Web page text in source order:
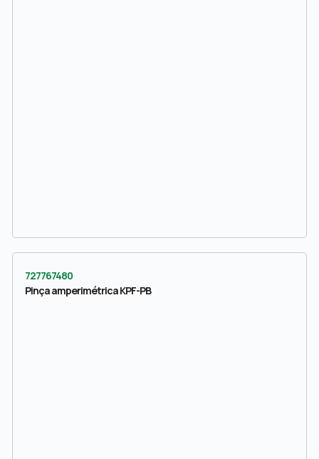
727767480
Pinça amperimétrica KPF-PB